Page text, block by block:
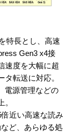
特長とし、高速
Gen3 x4接
速度を大幅に超
転送に対応。
電源管理などの
近い高速な読み
ど、あらゆる処